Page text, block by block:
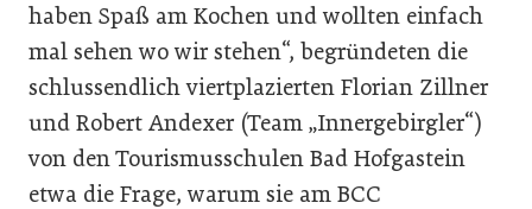
haben Spaß am Kochen und wollten einfach
mal sehen wo wir stehen“, begründeten die
schlussendlich viertplazierten Florian Zillner
und Robert Andexer (Team „Innergebirgler“)
von den Tourismusschulen Bad Hofgastein
etwa die Frage, warum sie am BCC